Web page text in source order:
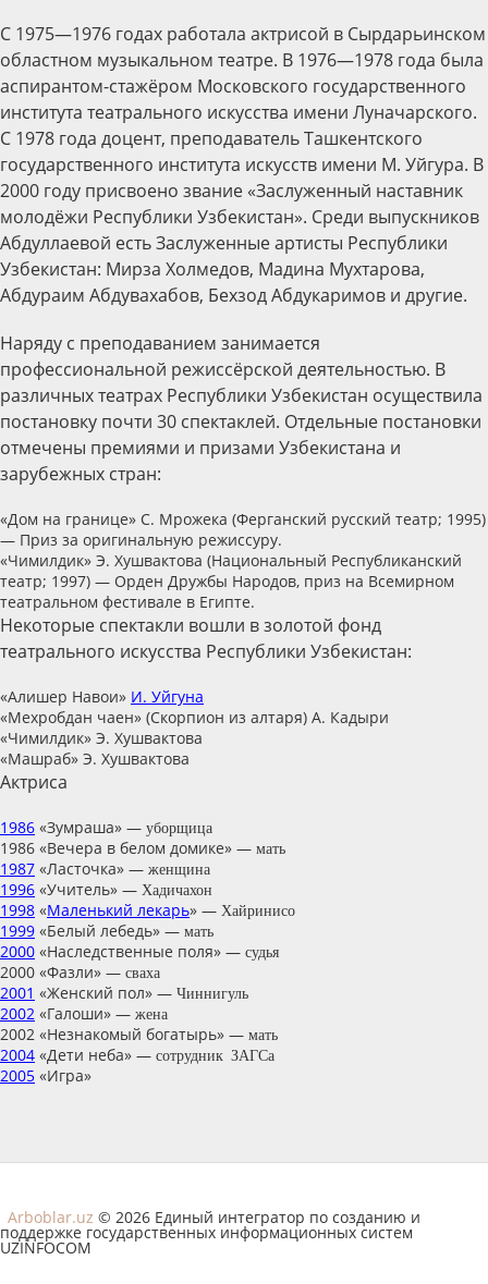
С 1975—1976 годах работала актрисой в Сырдарьинском
областном музыкальном театре. В 1976—1978 года была
аспирантом-стажёром Московского государственного
института театрального искусства имени Луначарского.
С 1978 года доцент, преподаватель Ташкентского
государственного института искусств имени М. Уйгура. В
2000 году присвоено звание «Заслуженный наставник
молодёжи Республики Узбекистан». Среди выпускников
Абдуллаевой есть Заслуженные артисты Республики
Узбекистан: Мирза Холмедов, Мадина Мухтарова,
Абдураим Абдувахабов, Бехзод Абдукаримов и другие.
Наряду с преподаванием занимается
профессиональной режиссёрской деятельностью. В
различных театрах Республики Узбекистан осуществила
постановку почти 30 спектаклей. Отдельные постановки
отмечены премиями и призами Узбекистана и
зарубежных стран:
«Дом на границе» С. Мрожека (Ферганский русский театр; 1995)
— Приз за оригинальную режиссуру.
«Чимилдик» Э. Хушвактова (Национальный Республиканский
театр; 1997) — Орден Дружбы Народов, приз на Всемирном
театральном фестивале в Египте.
Некоторые спектакли вошли в золотой фонд
театрального искусства Республики Узбекистан:
«Алишер Навои» И. Уйгуна
«Мехробдан чаен» (Скорпион из алтаря) А. Кадыри
«Чимилдик» Э. Хушвактова
«Машраб» Э. Хушвактова
Актриса
1986 «Зумраша» — уборщица
1986 «Вечера в белом домике» — мать
1987 «Ласточка» — женщина
1996 «Учитель» — Хадичахон
1998 «Маленький лекарь» — Хайринисо
1999 «Белый лебедь» — мать
2000 «Наследственные поля» — судья
2000 «Фазли» — сваха
2001 «Женский пол» — Чиннигуль
2002 «Галоши» — жена
2002 «Незнакомый богатырь» — мать
2004 «Дети неба» — сотрудник ЗАГСа
2005 «Игра»
Arboblar.uz © 2026 Единый интегратор по созданию и
поддержке государственных информационных систем
UZINFOCOM